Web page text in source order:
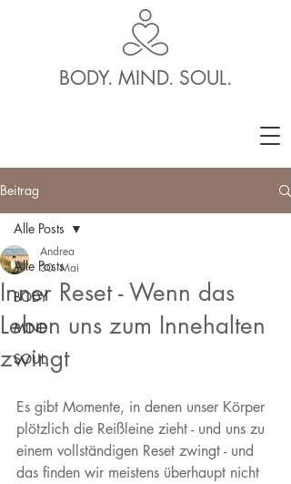
BODY. MIND. SOUL.
Beitrag
Alle Posts
BODY
MIND
SOUL
Alle Posts
Inner Reset - Wenn das
Leben uns zum Innehalten
zwingt
Andrea
30. Mai
Es gibt Momente, in denen unser Körper
plötzlich die Reißleine zieht - und uns zu
einem vollständigen Reset zwingt - und
das finden wir meistens überhaupt nicht